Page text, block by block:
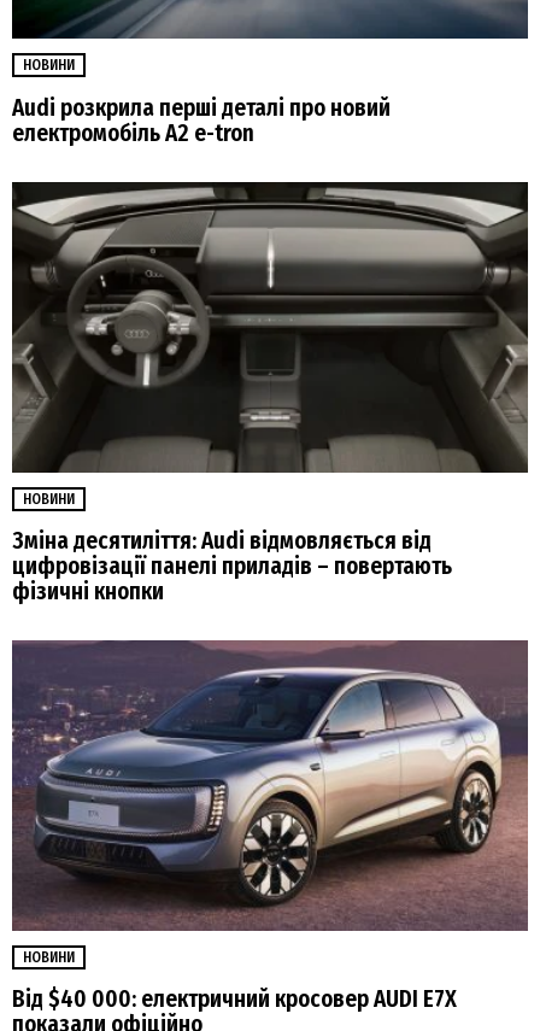
НОВИНИ
Audi розкрила перші деталі про новий
електромобіль A2 e-tron
НОВИНИ
Зміна десятиліття: Audi відмовляється від
цифровізації панелі приладів – повертають
фізичні кнопки
НОВИНИ
Від $40 000: електричний кросовер AUDI E7X
показали офіційно